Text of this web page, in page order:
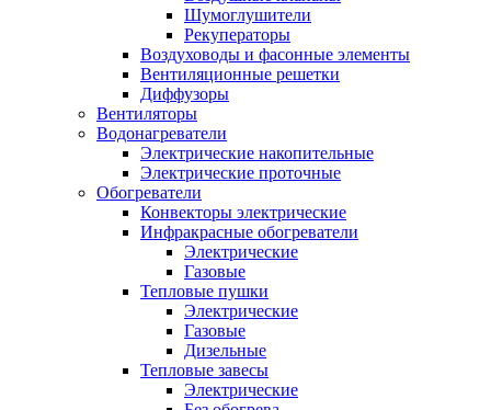
Шумоглушители
Рекуператоры
Воздуховоды и фасонные элементы
Вентиляционные решетки
Диффузоры
Вентиляторы
Водонагреватели
Электрические накопительные
Электрические проточные
Обогреватели
Конвекторы электрические
Инфракрасные обогреватели
Электрические
Газовые
Тепловые пушки
Электрические
Газовые
Дизельные
Тепловые завесы
Электрические